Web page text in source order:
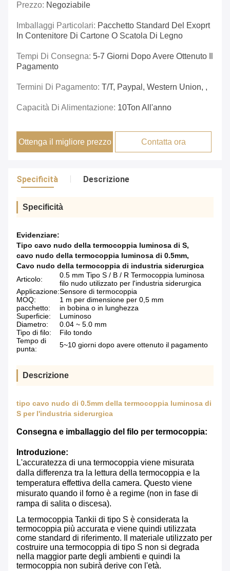
Prezzo: Negoziabile
Imballaggi Particolari: Pacchetto Standard Del Exoprt
In Contenitore Di Cartone O Scatola Di Legno
Tempi Di Consegna: 5-7 Giorni Dopo Avere Ottenuto Il
Pagamento
Termini Di Pagamento: T/T, Paypal, Western Union, ,
Capacità Di Alimentazione: 10Ton All'anno
Ottenga il migliore prezzo Contatta ora
Specificità Descrizione
Specificità
Evidenziare:
Tipo cavo nudo della termocoppia luminosa di S,
cavo nudo della termocoppia luminosa di 0.5mm,
Cavo nudo della termocoppia di industria siderurgica
Articolo:
0.5 mm Tipo S / B / R Termocoppia luminosa
filo nudo utilizzato per l'industria siderurgica
Applicazione:Sensore di termocoppia
MOQ:
1 m per dimensione per 0,5 mm
pacchetto:
in bobina o in lunghezza
Superficie:
Luminoso
Diametro:
0.04 ~ 5.0 mm
Tipo di filo:
Filo tondo
Tempo di
punta:
5~10 giorni dopo avere ottenuto il pagamento
Descrizione
tipo cavo nudo di 0.5mm della termocoppia luminosa di
S per l'industria siderurgica
Consegna e imballaggio del filo per termocoppia:
Introduzione:
L'accuratezza di una termocoppia viene misurata
dalla differenza tra la lettura della termocoppia e la
temperatura effettiva della camera. Questo viene
misurato quando il forno è a regime (non in fase di
rampa di salita o discesa).
La termocoppia Tankii di tipo S è considerata la
termocoppia più accurata e viene quindi utilizzata
come standard di riferimento. Il materiale utilizzato per
costruire una termocoppia di tipo S non si degrada
nella maggior parte degli ambienti e quindi la
termocoppia non subirà derive con l'età.